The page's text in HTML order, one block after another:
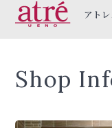
アト
Shop